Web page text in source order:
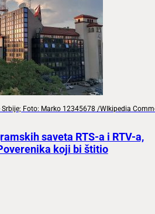
Srbije; Foto: Marko 12345678 /WIkipedia
saveta RTS-a i RTV-a,
koji bi štitio